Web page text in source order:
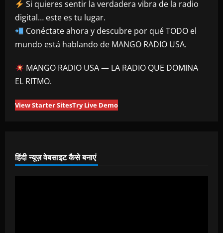
Si quieres sentir la verdadera vibra de la radio
digital… este es tu lugar.
Conéctate ahora y descubre por qué TODO el
mundo está hablando de MANGO RADIO USA.
MANGO RADIO USA — LA RADIO QUE DOMINA
EL RITMO.
View Starter SitesTry Live Demo
हिंदी न्यूज़ वेबसाइट कैसे बनाएं